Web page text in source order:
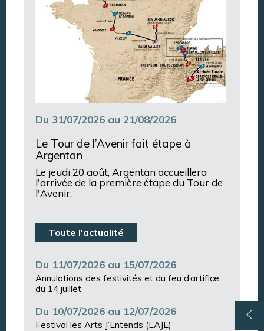
Du 31/07/2026 au 21/08/2026
Le Tour de l’Avenir fait étape à
Argentan
Le jeudi 20 août, Argentan accueillera
l'arrivée de la première étape du Tour de
l'Avenir.
Toute l'actualité
Du 11/07/2026 au 15/07/2026
Annulations des festivités et du feu d’artifice
du 14 juillet
Du 10/07/2026 au 12/07/2026
Festival les Arts J’Entends (LAJE)